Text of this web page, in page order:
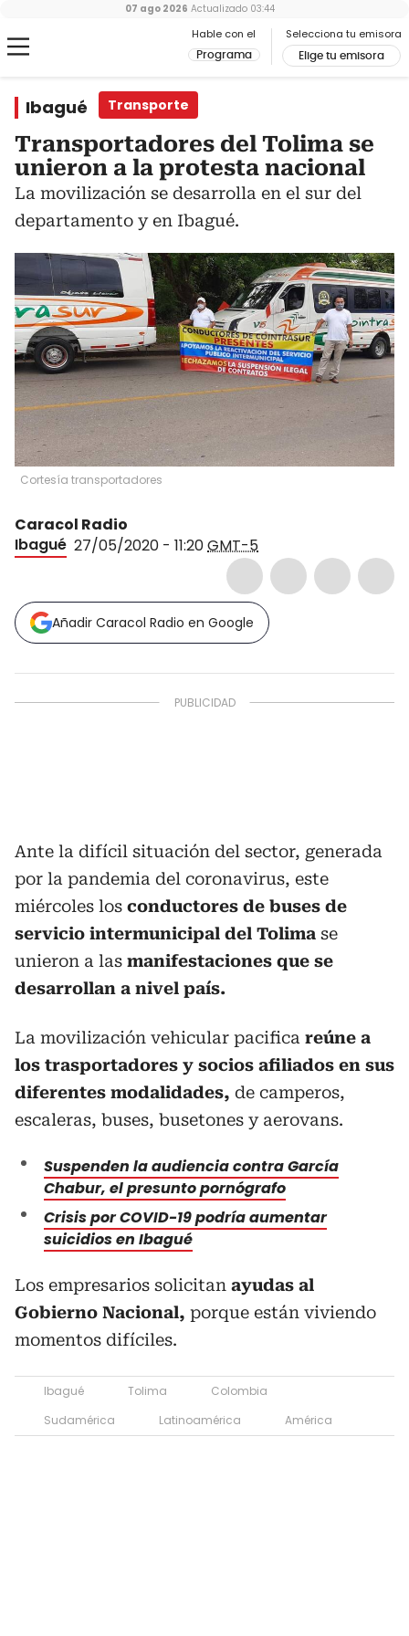
Hable con el
Programa
Selecciona tu emisora
Elige tu emisora
07 ago 2026 Actualizado 03:44
Ibagué Transporte
Transportadores del Tolima se
unieron a la protesta nacional
La movilización se desarrolla en el sur del
departamento y en Ibagué.
Cortesía transportadores
Caracol Radio
Ibagué 27/05/2020 - 11:20GMT-5
Añadir Caracol Radio en Google
Ante la difícil situación del sector, generada
por la pandemia del coronavirus, este
miércoles los conductores de buses de
servicio intermunicipal del Tolima se
unieron a las manifestaciones que se
desarrollan a nivel país.
La movilización vehicular pacifica reúne a
los trasportadores y socios afiliados en sus
diferentes modalidades, de camperos,
escaleras, buses, busetones y aerovans.
Suspenden la audiencia contra García
Chabur, el presunto pornógrafo
Crisis por COVID-19 podría aumentar
suicidios en Ibagué
Los empresarios solicitan ayudas al
Gobierno Nacional, porque están viviendo
momentos difíciles.
Ibagué Tolima
Colombia
Sudamérica
Latinoamérica América